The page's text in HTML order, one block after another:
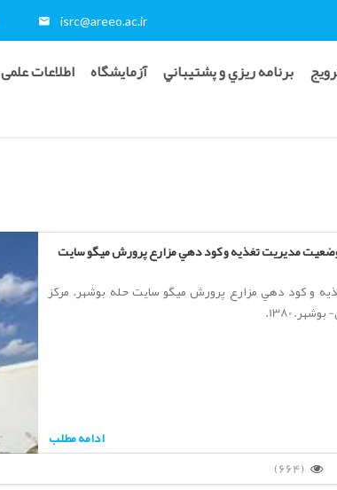
isrc@areeo.ac.ir
برنامه ريزي و پشتيباني آزمایشگاه اطلاعات علمی
مديريت تغذيه و كود دهي مزارع پرورش ميگو سايت
و كود دهي مزارع پرورش ميگو سايت حله بوشهر. مركز
1380.
ادامه مطلب
(664)